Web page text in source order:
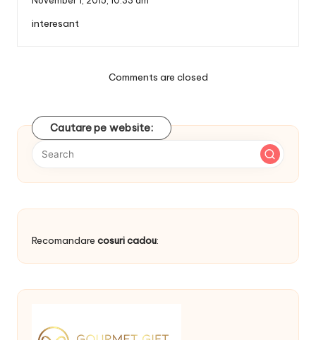
interesant
Comments are closed
Cautare pe website:
Recomandare cosuri cadou: